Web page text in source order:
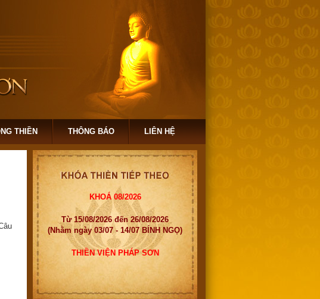
THIỀN THÔNG BÁO LIÊN HỆ
KHOÁ 08/2026
Từ 15/08/2026 đến 26/08/2026
(Nhằm ngày 03/07 - 14/07 BÍNH NGỌ)
THIỀN VIỆN PHÁP SƠN